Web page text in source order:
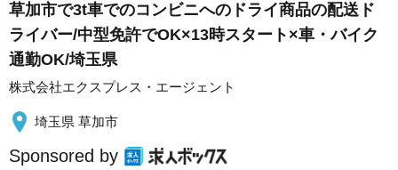
草加市で3t車でのコンビニへのドライ商品の配送ド
ライバー/中型免許でOK×13時スタート×車・バイク
通勤OK/埼玉県
株式会社エクスプレス・エージェント
埼玉県 草加市
Sponsored by